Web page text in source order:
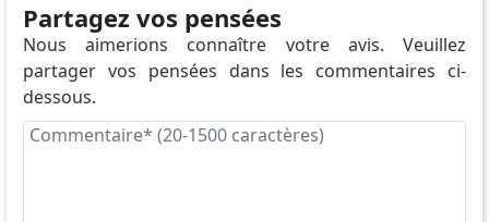
Partagez vos pensées
Nous aimerions connaître votre avis. Veuillez
partager vos pensées dans les commentaires ci-
dessous.